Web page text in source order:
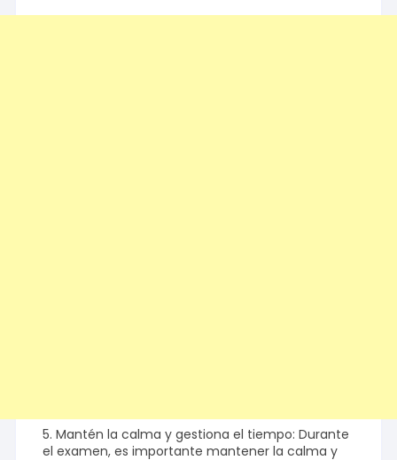
5. Mantén la calma y gestiona el tiempo: Durante
el examen, es importante mantener la calma y